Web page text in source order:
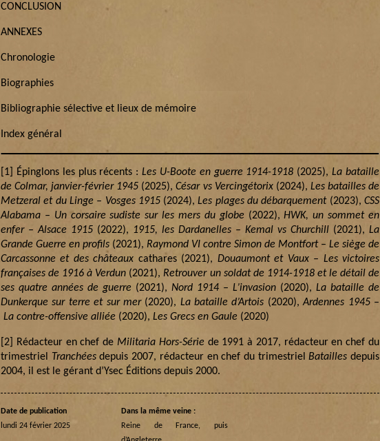
CONCLUSION
ANNEXES
Chronologie
Biographies
Bibliographie sélective et lieux de mémoire
Index général
[1] Épinglons les plus récents :Les U-Boote en guerre 1914-1918 (2025),La bataille
de Colmar, janvier-février 1945 (2025),César vs Vercingétorix(2024), Les batailles de
Metzeral et du Linge – Vosges 1915(2024),Les plages du débarquement(2023),CSS
Alabama – Un corsaire sudiste sur les mers du globe (2022),HWK, un sommet en
enfer – Alsace 1915 (2022), 1915, les Dardanelles – Kemal vs Churchill (2021), La
Grande Guerre en profils (2021), Raymond VI contre Simon de Montfort – Le siège de
Carcassonne et des châteaux cathares (2021), Douaumont et Vaux – Les victoires
françaises de 1916 à Verdun (2021), Retrouver un soldat de 1914-1918 et le détail de
ses quatre années de guerre (2021), Nord 1914 – L’invasion (2020), La bataille de
Dunkerque sur terre et sur mer(2020), La bataille d’Artois (2020),Ardennes 1945 –
La contre-offensive alliée (2020), Les Grecs en Gaule (2020)
[2] Rédacteur en chef de Militaria Hors-Série de 1991 à 2017, rédacteur en chef du
trimestriel
Tranchéesdepuis 2007, rédacteur en chef du trimestriel Batailles depuis
2004, il est le gérant d’Ysec Éditions depuis 2000.
Date de publication
lundi 24 février 2025
Dans la même veine :
Reine de France, puis